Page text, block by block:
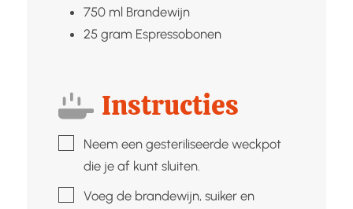
750 ml Brandewijn
25 gram Espressobonen
Instructies
▢Neem een gesteriliseerde weckpot
die je af kunt sluiten.
▢Voeg de brandewijn, suiker en